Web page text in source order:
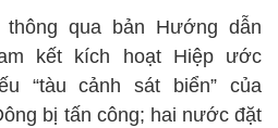
qua bản Hướng dẫn
kết kích hoạt Hiệp ước
“tàu cảnh sát biển” của
bị tấn công; hai nước đặt